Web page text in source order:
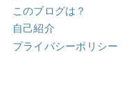
このブログは？
自己紹介
プライバシーポリシー